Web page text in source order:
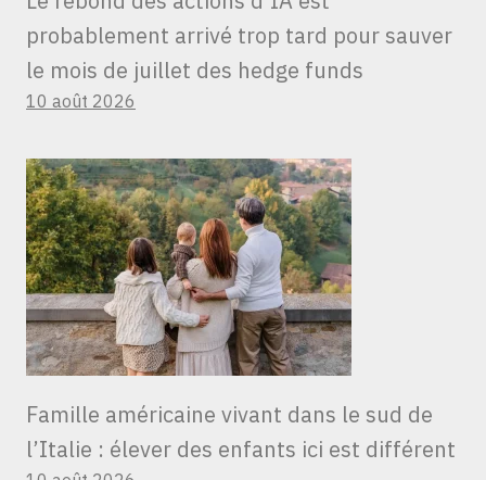
probablement arrivé trop tard pour sauver
le mois de juillet des hedge funds
10 août 2026
Famille américaine vivant dans le sud de
l’Italie : élever des enfants ici est différent